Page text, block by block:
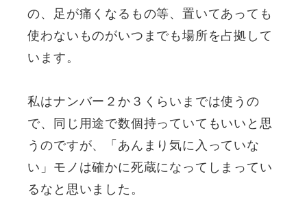
の、足が痛くなるもの等、置いてあっても
使わないものがいつまでも場所を占拠して
います。
私はナンバー２か３くらいまでは使うの
で、同じ用途で数個持っていてもいいと思
うのですが、「あんまり気に入っていな
い」モノは確かに死蔵になってしまってい
るなと思いました。